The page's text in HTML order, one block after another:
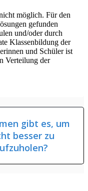
möglich. Für den
gefunden
und/oder durch
Klassenbildung der
und Schüler ist
Verteilung der
gibt es, um
besser zu